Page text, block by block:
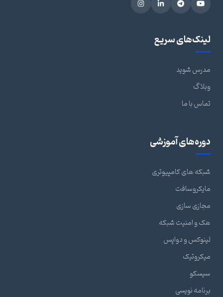
لینک‌های سریع
مدرس شوید
وبلاگ
تماس با ما
دوره‌های آموزشی
شبکه های کامپیوتری
مایکروسافت
مجازی سازی
هک و امنیت شبکه
لینوکس و دواپس
میکروتیک
سیسکو
برنامه نویسی